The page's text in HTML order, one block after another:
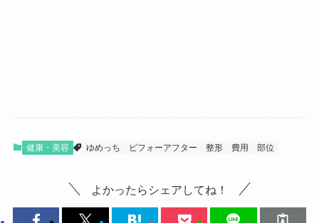
健康・美容 ゆめっち ビフォーアフター 整形 費用 部位
よかったらシェアしてね！